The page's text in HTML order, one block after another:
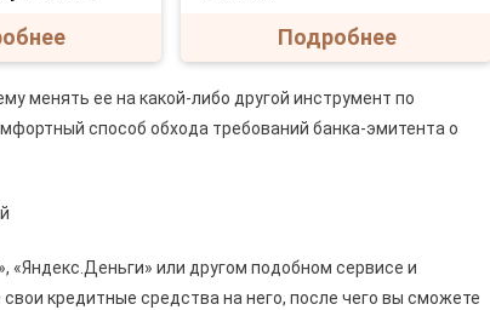
Подробнее
менять ее на какой-либо другой инструмент по
способ обхода требований банка-эмитента о
«Яндекс.Деньги» или другом подобном сервисе и
кредитные средства на него, после чего вы сможете